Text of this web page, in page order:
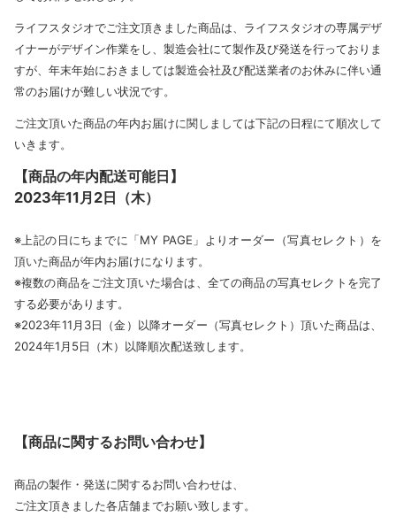
ライフスタジオでご注文頂きました商品は、ライフスタジオの専属デザ
イナーがデザイン作業をし、製造会社にて製作及び発送を行っておりま
すが、年末年始におきましては製造会社及び配送業者のお休みに伴い通
常のお届けが難しい状況です。
ご注文頂いた商品の年内お届けに関しましては下記の日程にて順次して
いきます。
【商品の年内配送可能日】
2023年11月2日（木）
※上記の日にちまでに「MY PAGE」よりオーダー（写真セレクト）を
頂いた商品が年内お届けになります。
※複数の商品をご注文頂いた場合は、全ての商品の写真セレクトを完了
する必要があります。
※2023年11月3日（金）以降オーダー（写真セレクト）頂いた商品は、
2024年1月5日（木）以降順次配送致します。
【商品に関するお問い合わせ】
商品の製作・発送に関するお問い合わせは、
ご注文頂きました各店舗までお願い致します。